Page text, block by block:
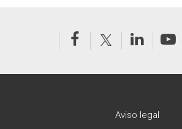
Aviso legal